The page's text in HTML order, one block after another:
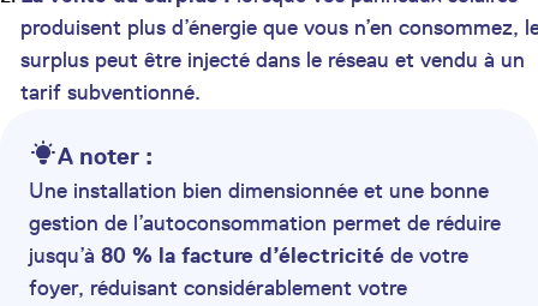
produisent plus d’énergie que vous n’en consommez,
surplus peut être injecté dans le réseau et vendu à un
tarif subventionné.
A noter :
Une installation bien dimensionnée et une bonne
gestion de l’autoconsommation permet de réduire
jusqu’à 80 % la facture d’électricité de votre
foyer, réduisant considérablement votre